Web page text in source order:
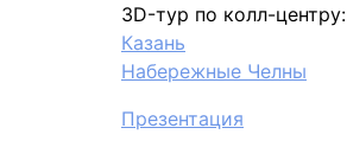
3D-тур по колл-центру:
Казань
Набережные Челны
Презентация